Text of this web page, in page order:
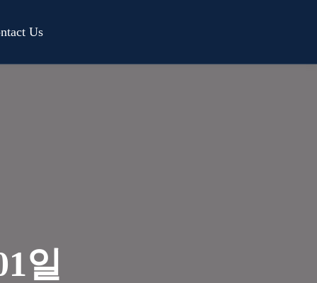
Us
일